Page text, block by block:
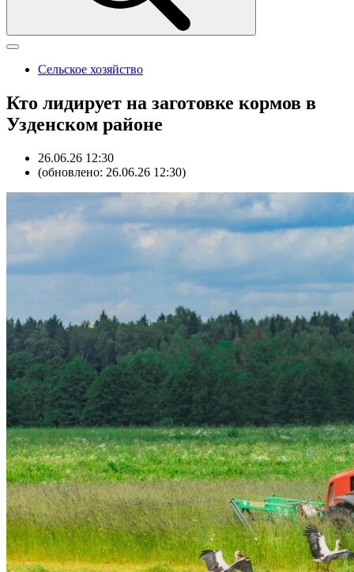
Сельское хозяйство
Кто лидирует на заготовке кормов в
Узденском районе
26.06.26 12:30
(обновлено: 26.06.26 12:30)